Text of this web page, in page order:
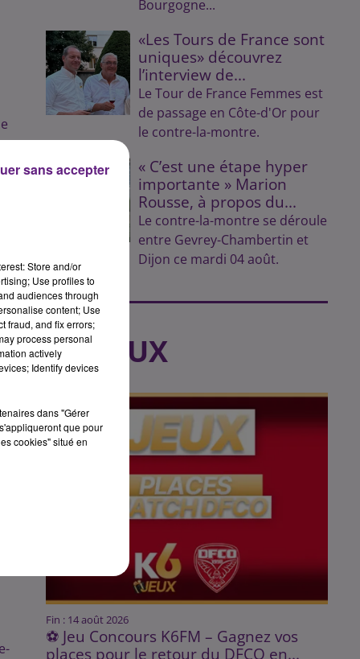
Bourgogne...
«Les Tours de France sont
uniques» découvrez
l’interview de...
Le Tour de France Femmes est
de passage en Côte-d'Or pour
le contre-la-montre.
« C’est une étape hyper
importante » Marion
Rousse, à propos du...
Le contre-la-montre se déroule
entre Gevrey-Chambertin et
Dijon ce mardi 04 août.
LES JEUX
Fin : 14 août 2026
⚽ Jeu Concours K6FM – Gagnez vos
places pour le retour du DFCO en...
Store and/or
Use profiles to
audiences through
content; Use
fraud, and fix errors;
process personal
actively
Identify devices
dans "Gérer
que pour
cookies" situé en
sans accepter